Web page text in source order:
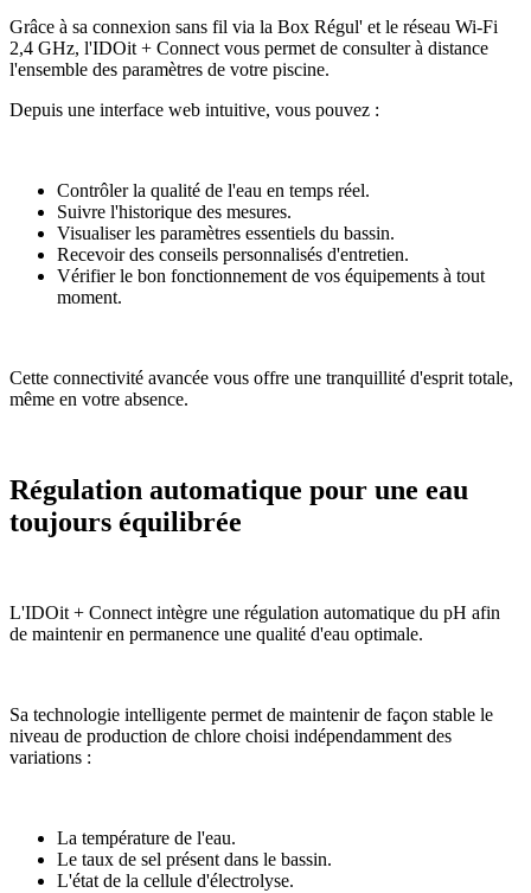
Grâce à sa connexion sans fil via la Box Régul' et le réseau Wi-Fi
2,4 GHz, l'IDOit + Connect vous permet de consulter à distance
l'ensemble des paramètres de votre piscine.
Depuis une interface web intuitive, vous pouvez :
Contrôler la qualité de l'eau en temps réel.
Suivre l'historique des mesures.
Visualiser les paramètres essentiels du bassin.
Recevoir des conseils personnalisés d'entretien.
Vérifier le bon fonctionnement de vos équipements à tout
moment.
Cette connectivité avancée vous offre une tranquillité d'esprit totale,
même en votre absence.
Régulation automatique pour une eau
toujours équilibrée
L'IDOit + Connect intègre une régulation automatique du pH afin
de maintenir en permanence une qualité d'eau optimale.
Sa technologie intelligente permet de maintenir de façon stable le
niveau de production de chlore choisi indépendamment des
variations :
La température de l'eau.
Le taux de sel présent dans le bassin.
L'état de la cellule d'électrolyse.